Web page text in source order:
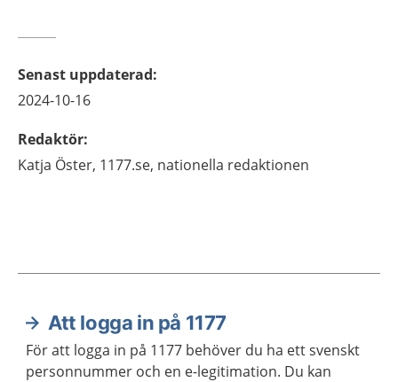
Senast uppdaterad:
2024-10-16
Redaktör:
Katja Öster, 1177.se, nationella redaktionen
Aktuella artiklar
Att logga in på 1177
För att logga in på 1177 behöver du ha ett svenskt
personnummer och en e-legitimation. Du kan